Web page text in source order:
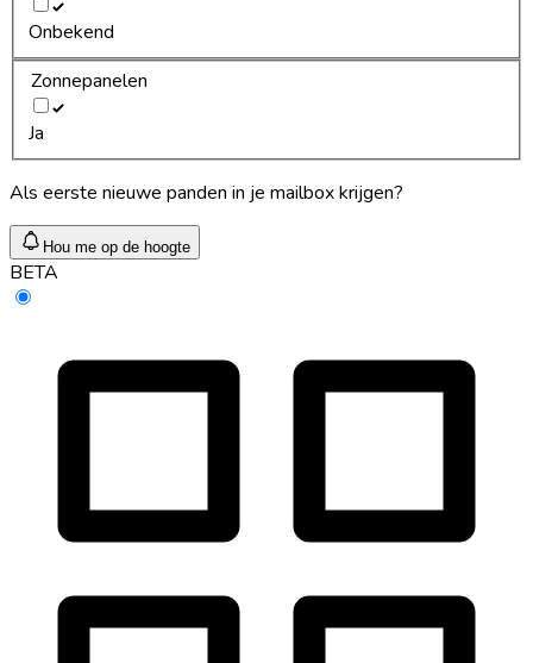
Onbekend
Zonnepanelen
Ja
Als eerste nieuwe panden in je mailbox krijgen?
Hou me op de hoogte
BETA